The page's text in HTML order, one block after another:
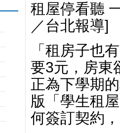
租屋停看聽
／台北報導]
「租房子也有
要3元，房東
正為下學期
版「學生租
何簽訂契約